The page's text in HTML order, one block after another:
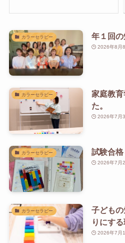
カラーセラピー 年１回の
2026年8月
カラーセラピー
家庭教
た。
2026年7月
カラーセラピー 試験合格
2026年7月
カラーセラピー
子ども
りにす
2026年7月